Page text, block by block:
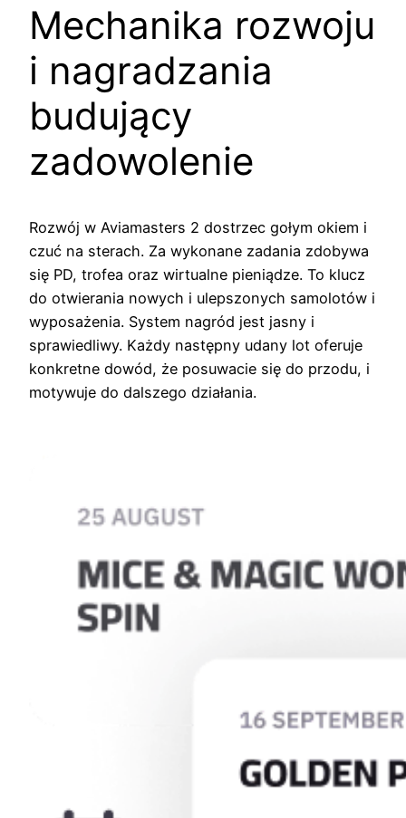
Mechanika rozwoju
i nagradzania
budujący
zadowolenie
Rozwój w Aviamasters 2 dostrzec gołym okiem i
czuć na sterach. Za wykonane zadania zdobywa
się PD, trofea oraz wirtualne pieniądze. To klucz
do otwierania nowych i ulepszonych samolotów i
wyposażenia. System nagród jest jasny i
sprawiedliwy. Każdy następny udany lot oferuje
konkretne dowód, że posuwacie się do przodu, i
motywuje do dalszego działania.